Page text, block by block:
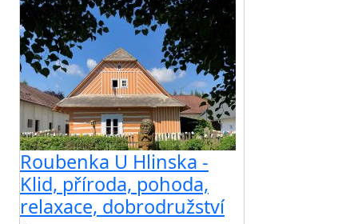
Roubenka U Hlinska -
Klid, příroda, pohoda,
relaxace, dobrodružství